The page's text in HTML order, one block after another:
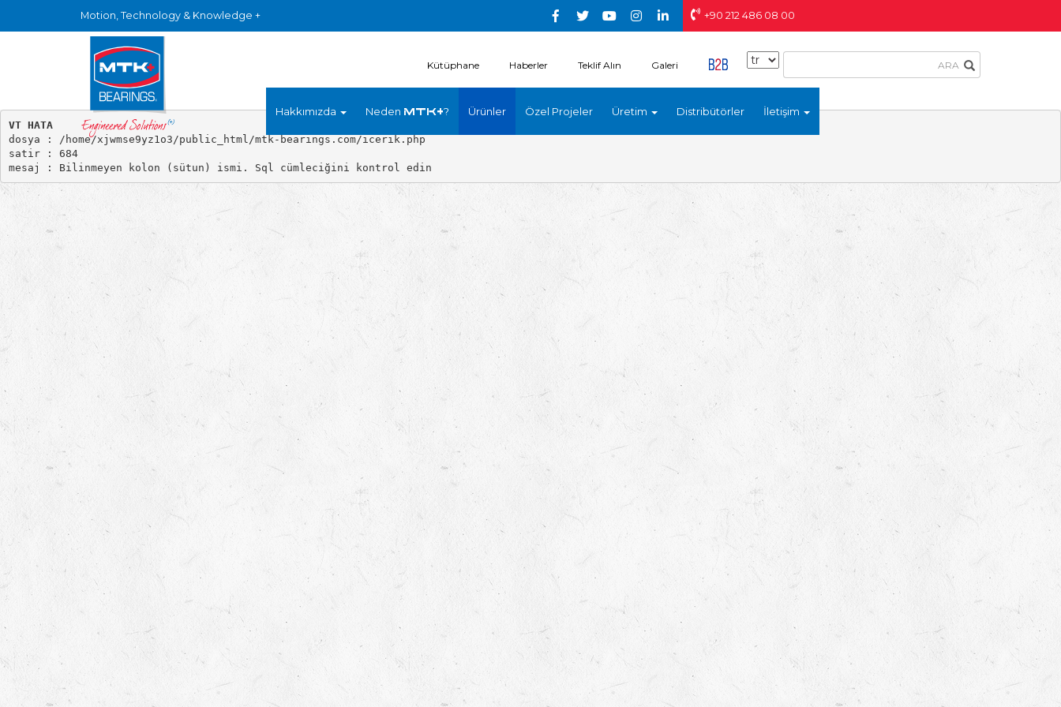
Motion, Technology & Knowledge + +90 212 486 08 00
Kütüphane Haberler Teklif Alın Galeri
Hakkımızda Neden MTK+? Ürünler Özel Projeler Üretim Distribütörler İletişim
VT HATA
dosya : /home/xjwmse9yz1o3/public_html/mtk-bearings.com/icerik.php
satir : 684